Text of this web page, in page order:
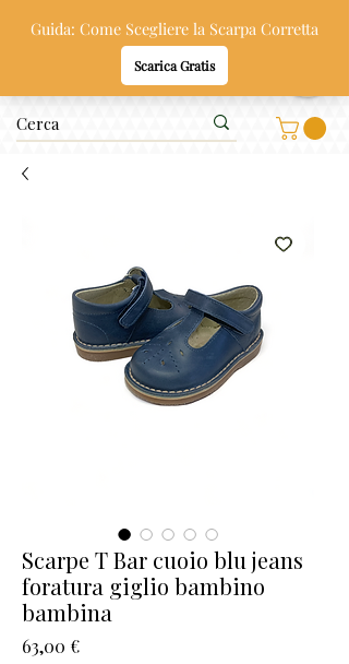
Oppi & Gi
SCARPE SANE PER BAMBINI
Scarpe T Bar cuoio blu jeans
foratura giglio bambino
bambina
63,00 €Prezzo